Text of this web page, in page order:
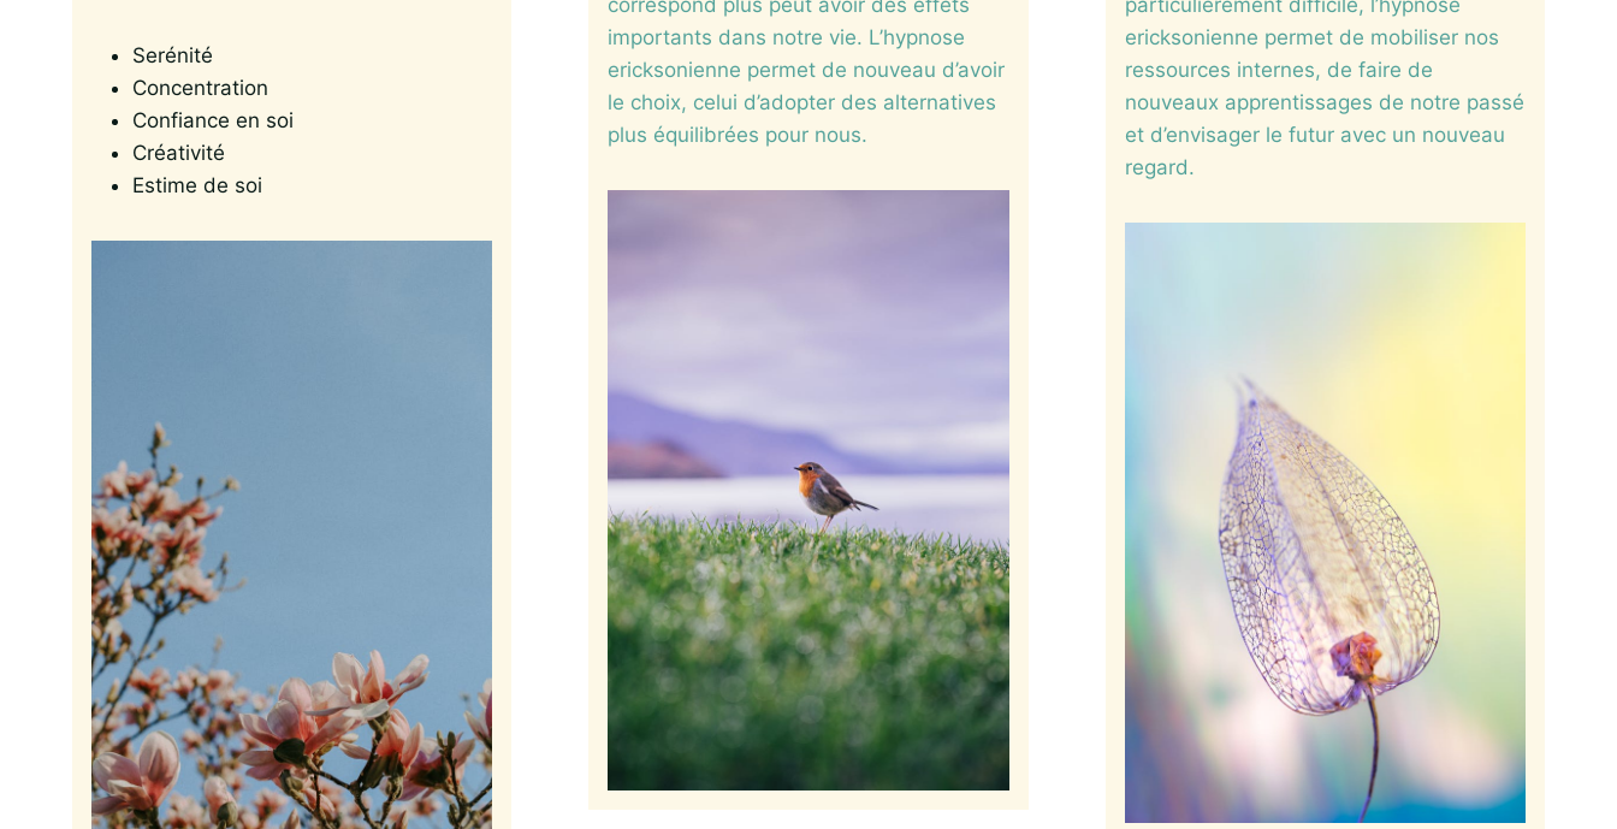
Serénité
Concentration
Confiance en soi
Créativité
Estime de soi
importants dans notre vie. L’hypnose
ericksonienne permet de nouveau d’avoir
le choix, celui d’adopter des alternatives
plus équilibrées pour nous.
ericksonienne permet de mobiliser nos
ressources internes, de faire de
nouveaux apprentissages de notre passé
et d’envisager le futur avec un nouveau
regard.